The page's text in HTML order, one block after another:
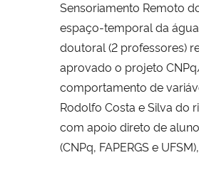
Sensoriamento Remoto
espaço-temporal da
doutoral (2 professores)
aprovado o projeto
comportamento de
Rodolfo Costa e Silva do
com apoio direto de
(CNPq, FAPERGS e